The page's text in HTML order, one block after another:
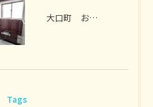
大口町 お風呂リフォーム M様邸 2026年7月
Tags